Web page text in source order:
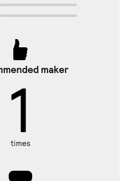
maker
1
times